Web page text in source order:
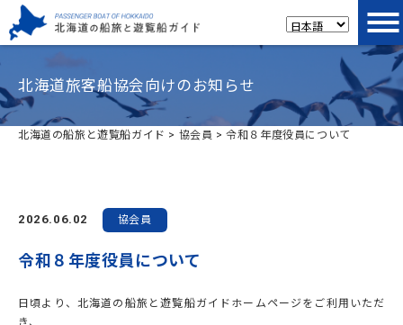
北海道旅客船協会向けのお知らせ
北海道の船旅と遊覧船ガイド > 協会員 >令和８年度役員について
2026.06.02 協会員
令和８年度役員について
日頃より、北海道の船旅と遊覧船ガイドホームページをご利用いただ
き、